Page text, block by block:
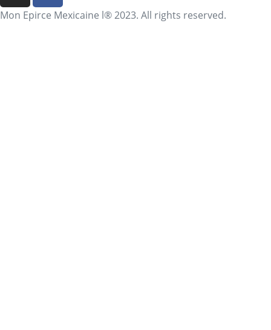
Mon Epirce Mexicaine l® 2023. All rights reserved.